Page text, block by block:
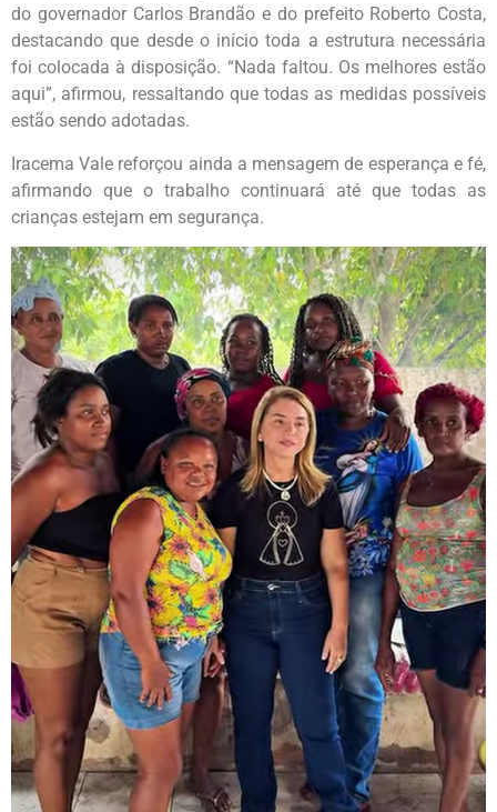
do governador Carlos Brandão e do prefeito Roberto Costa,
destacando que desde o início toda a estrutura necessária
foi colocada à disposição. “Nada faltou. Os melhores estão
aqui”, afirmou, ressaltando que todas as medidas possíveis
estão sendo adotadas.
Iracema Vale reforçou ainda a mensagem de esperança e fé,
afirmando que o trabalho continuará até que todas as
crianças estejam em segurança.